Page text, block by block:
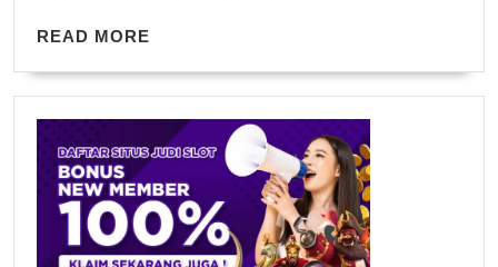
READ MORE